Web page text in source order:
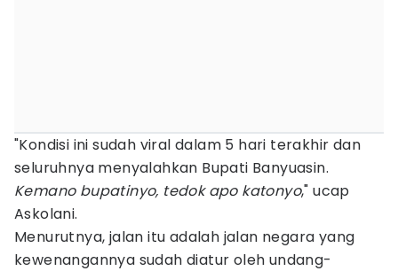
"Kondisi ini sudah viral dalam 5 hari terakhir dan
seluruhnya menyalahkan Bupati Banyuasin.
Kemano bupatinyo, tedok apo katonyo," ucap
Askolani.
Menurutnya, jalan itu adalah jalan negara yang
kewenangannya sudah diatur oleh undang-